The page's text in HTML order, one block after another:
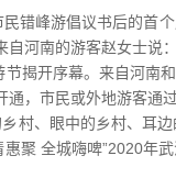
峰游倡议书后的首个
河南的游客赵女士说
揭开序幕。来自河南
通，市民或外地游客通
村、眼中的乡村、耳
聚 全城嗨啤”2020年